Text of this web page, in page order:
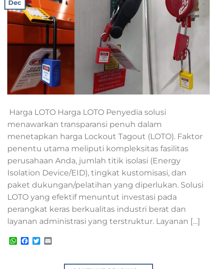
Dec
Harga LOTO Harga LOTO Penyedia solusi
menawarkan transparansi penuh dalam
menetapkan harga Lockout Tagout (LOTO). Faktor
penentu utama meliputi kompleksitas fasilitas
perusahaan Anda, jumlah titik isolasi (Energy
Isolation Device/EID), tingkat kustomisasi, dan
paket dukungan/pelatihan yang diperlukan. Solusi
LOTO yang efektif menuntut investasi pada
perangkat keras berkualitas industri berat dan
layanan administrasi yang terstruktur. Layanan […]
WhatsApp
Facebook
Twitter